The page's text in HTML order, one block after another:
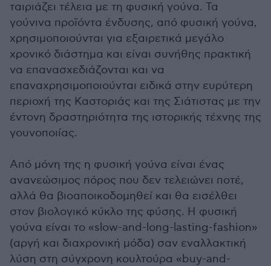
ταιριάζει τέλεια με τη φυσική γούνα. Τα
γούνινα προϊόντα ένδυσης, από φυσική γούνα,
χρησιμοποιούνται για εξαιρετικά μεγάλο
χρονικό διάστημα και είναι συνήθης πρακτική
να επανασχεδιάζονται και να
επαναχρησιμοποιούνται ειδικά στην ευρύτερη
περιοχή της Καστοριάς και της Σιάτιστας με την
έντονη δραστηριότητα της ιστορικής τέχνης της
γουνοποιίας.
Από μόνη της η φυσική γούνα είναι ένας
ανανεώσιμος πόρος που δεν τελειώνει ποτέ,
αλλά θα βιοαποικοδομηθεί και θα εισέλθει
στον βιολογικό κύκλο της φύσης. Η φυσική
γούνα είναι το «slow-and-long-lasting-fashion»
(αργή και διαχρονική μόδα) σαν εναλλακτική
λύση στη σύγχρονη κουλτούρα «buy-and-